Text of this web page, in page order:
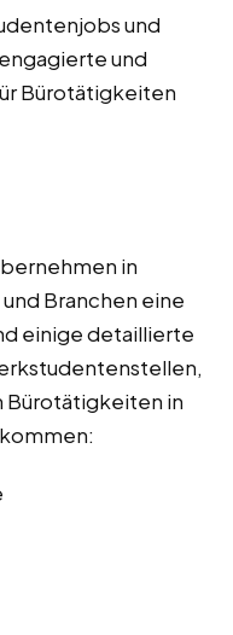
und
und
Bürotätigkeiten
in
Branchen eine
einige detaillierte
Bürotätigkeiten in